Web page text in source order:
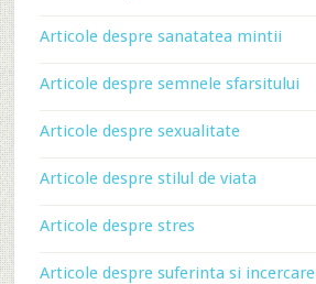
Articole despre sanatatea mintii
Articole despre semnele sfarsitului
Articole despre sexualitate
Articole despre stilul de viata
Articole despre stres
Articole despre suferinta si incercare